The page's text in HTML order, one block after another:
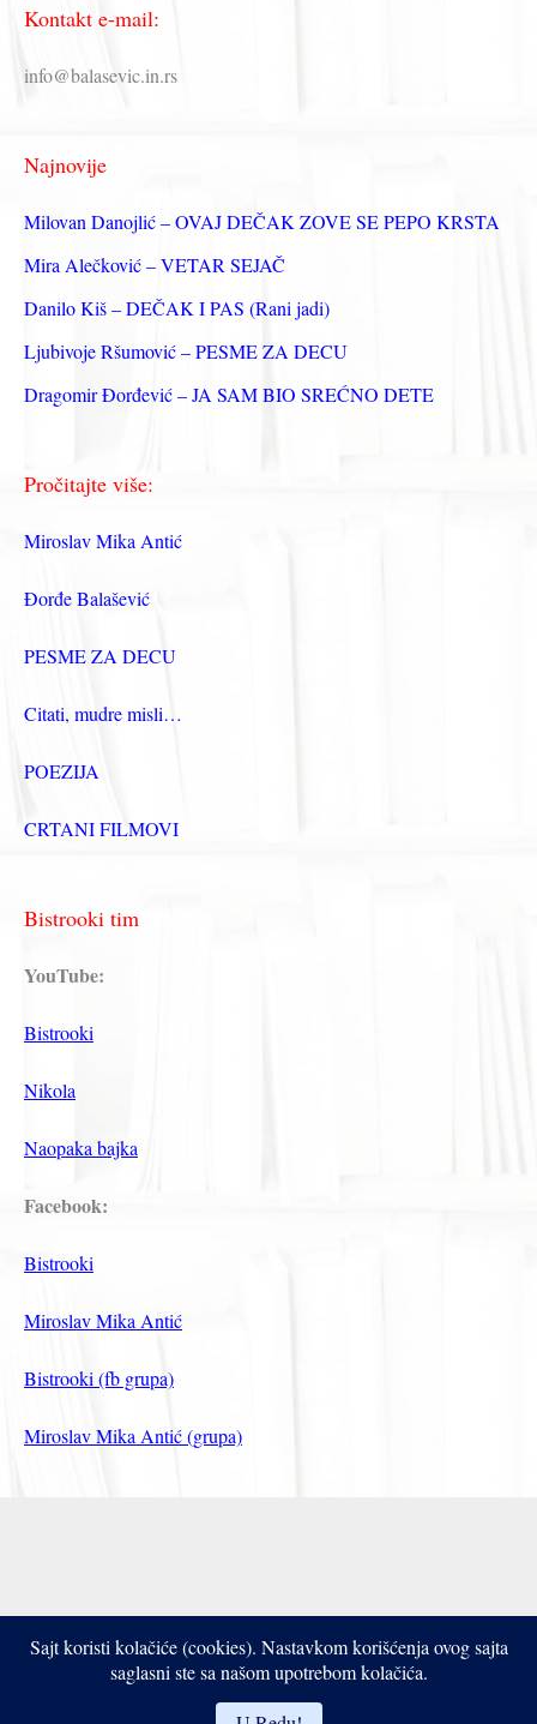
т
р
а
з
а
Kontakt e-mail:
info@balasevic.in.rs
Najnovije
Milovan Danojlić – OVAJ DEČAK ZOVE SE PEPO KRSTA
Mira Alečković – VETAR SEJAČ
Danilo Kiš – DEČAK I PAS (Rani jadi)
Ljubivoje Ršumović – PESME ZA DECU
Dragomir Đorđević – JA SAM BIO SREĆNO DETE
Pročitajte više:
Miroslav Mika Antić
Đorđe Balašević
PESME ZA DECU
Citati, mudre misli…
POEZIJA
CRTANI FILMOVI
Bistrooki tim
YouTube:
Bistrooki
Nikola
Naopaka bajka
Facebook:
Bistrooki
Miroslav Mika Antić
Bistrooki (fb grupa)
Miroslav Mika Antić (grupa)
Copyright © 2017- 2026 Bistrooki
Sajt koristi kolačiće (cookies). Nastavkom korišćenja ovog sajta
saglasni ste sa našom upotrebom kolačića.